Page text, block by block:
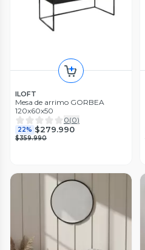
ILOFT
Mesa de arrimo GORBEA
120x60x50
0(0)
22% $279.990
$359.990